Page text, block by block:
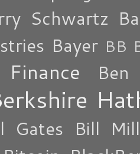
Schwartz
Bayer BB
Gates Bill